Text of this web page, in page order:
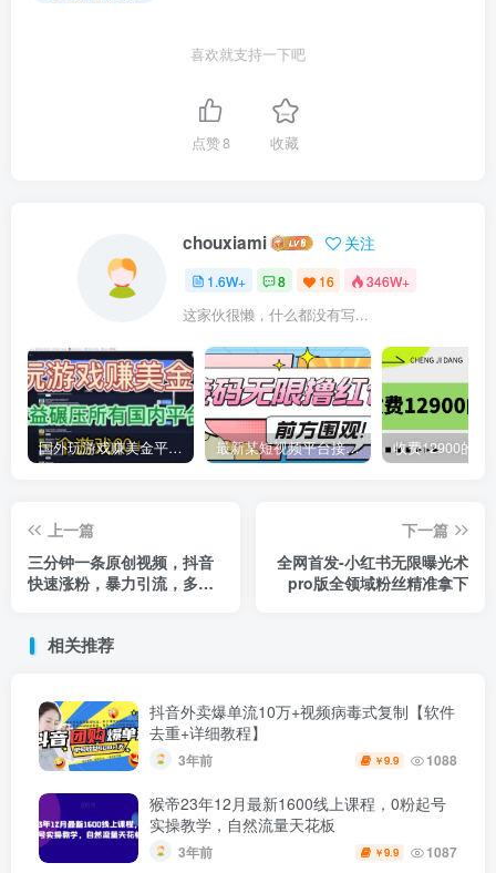
喜欢就支持一下吧
点赞8 收藏
chouxiami 关注
1.6W+ 8 16 346W+
这家伙很懒，什么都没有写...
国外玩游戏赚美金平台，一个游戏60+，收益碾压国内所有平台 最新某短视频平台接码看广告，无限撸1.3元项目【软件+详细操作教程】
上一篇
三分钟一条原创视频，抖音
快速涨粉，暴力引流，多种
下一篇
全网首发-小红书无限曝光术
pro版全领域粉丝精准拿下
相关推荐
抖音外卖爆单流10万+视频病毒式复制【软件
去重+详细教程】
3年前 ￥9.9 1088
猴帝23年12月最新1600线上课程，0粉起号
实操教学，自然流量天花板
3年前 ￥9.9 1087